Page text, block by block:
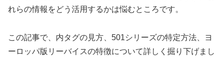
れらの情報をどう活用するかは悩むところです。
この記事で、内タグの見方、501シリーズの特定方法、ヨ
ーロッパ版リーバイスの特徴について詳しく掘り下げまし